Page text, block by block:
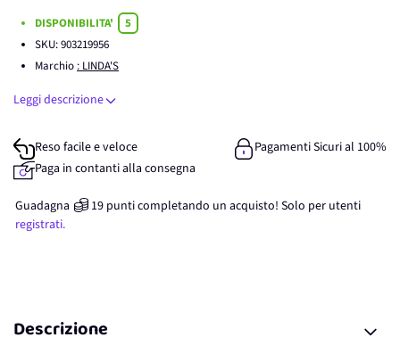
DISPONIBILITA'
5
SKU:903219956
Marchio : LINDA'S
Leggi descrizione
Reso facile e veloce
Pagamenti Sicuri al 100%
Paga in contanti alla consegna
Guadagna 19 punticompletando un acquisto! Solo per utenti
registrati.
Descrizione